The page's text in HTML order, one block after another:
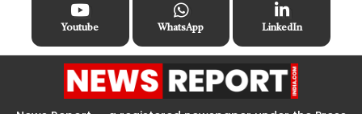
Youtube WhatsApp LinkedIn